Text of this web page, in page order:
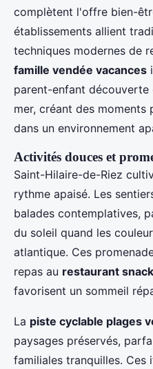
complètent l'offre bien-
établissements allient
techniques modernes de
famille vendée vacances
parent-enfant
mer, créant des
dans un environnement
Activités douces et
Saint-Hilaire-de-Riez
rythme apaisé. Les
balades contemplatives,
du soleil quand les
atlantique. Ces
repas au restaurant
favorisent un sommeil
La piste cyclable plages
paysages préservés,
familiales tranquilles. Ces